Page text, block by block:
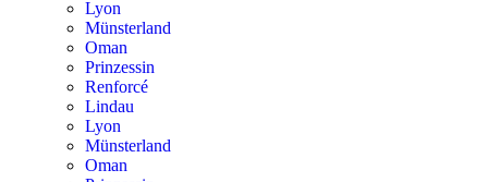
Lyon
Münsterland
Oman
Prinzessin
Renforcé
Lindau
Lyon
Münsterland
Oman